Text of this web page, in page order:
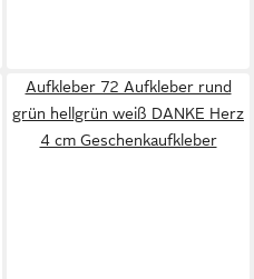
Aufkleber 72 Aufkleber rund
grün hellgrün weiß DANKE Herz
4 cm Geschenkaufkleber